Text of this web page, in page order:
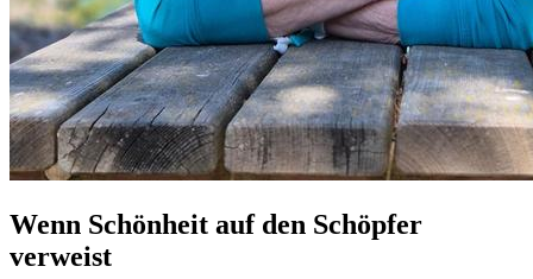
Wenn Schönheit auf den Schöpfer
verweist